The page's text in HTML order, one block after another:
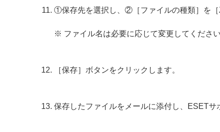
①保存先を選択し、②［ファイルの種類］を
※ ファイル名は必要に応じて変更してくださ
［保存］ボタンをクリックします。
保存したファイルをメールに添付し、ESET